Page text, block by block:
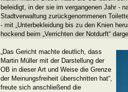
beleidigt, in der sie im vergangenen Jahr -
Stadtverwaltung zurückgenommenen
- mit „Unterbekleidung bis zu den Knien
hockend beim „Verrichten der Notdurft“
„Das Gericht machte deutlich, dass
Martin Müller mit der Darstellung der
OB in dieser Art und Weise die Grenze
der Meinungsfreiheit überschritten hat“,
freute sich anschließend die